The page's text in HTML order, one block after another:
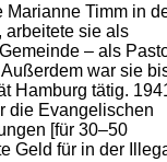
Marianne Timm in
arbeitete sie als
– als
war sie
Hamburg tätig.
die Evangelischen
[für 30–50
Geld für in der